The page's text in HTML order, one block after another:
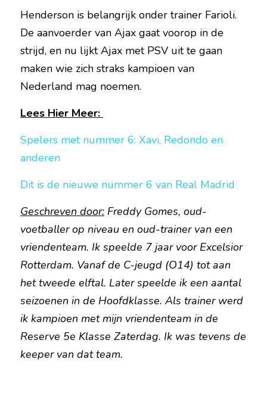
Henderson is belangrijk onder trainer Farioli.
De aanvoerder van Ajax gaat voorop in de
strijd, en nu lijkt Ajax met PSV uit te gaan
maken wie zich straks kampioen van
Nederland mag noemen.
Lees Hier Meer:
Spelers met nummer 6: Xavi, Redondo en
anderen
Dit is de nieuwe nummer 6 van Real Madrid
Geschreven door: Freddy Gomes, oud-
voetballer op niveau en oud-trainer van een
vriendenteam. Ik speelde 7 jaar voor Excelsior
Rotterdam. Vanaf de C-jeugd (O14) tot aan
het tweede elftal. Later speelde ik een aantal
seizoenen in de Hoofdklasse. Als trainer werd
ik kampioen met mijn vriendenteam in de
Reserve 5e Klasse Zaterdag. Ik was tevens de
keeper van dat team.